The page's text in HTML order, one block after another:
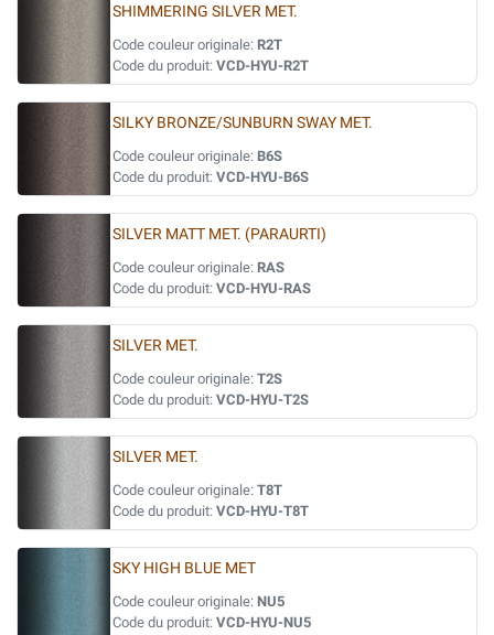
SHIMMERING SILVER MET.
Code couleur originale: R2T
Code du produit: VCD-HYU-R2T
SILKY BRONZE/SUNBURN SWAY MET.
Code couleur originale: B6S
Code du produit: VCD-HYU-B6S
SILVER MATT MET. (PARAURTI)
Code couleur originale: RAS
Code du produit: VCD-HYU-RAS
SILVER MET.
Code couleur originale: T2S
Code du produit: VCD-HYU-T2S
SILVER MET.
Code couleur originale: T8T
Code du produit: VCD-HYU-T8T
SKY HIGH BLUE MET
Code couleur originale: NU5
Code du produit: VCD-HYU-NU5